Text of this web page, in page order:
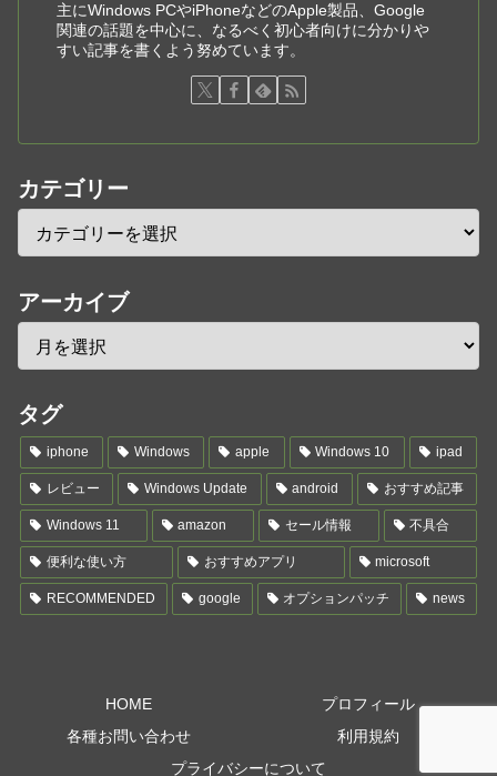
主にWindows PCやiPhoneなどのApple製品、Google
関連の話題を中心に、なるべく初心者向けに分かりや
すい記事を書くよう努めています。
カテゴリー
アーカイブ
タグ
iphone Windows apple Windows 10 ipad
レビュー Windows Update android おすすめ記事
Windows 11 amazon セール情報 不具合
便利な使い方 おすすめアプリ microsoft
RECOMMENDED google オプションパッチ news
HOME
プロフィール
各種お問い合わせ
利用規約
プライバシーについて